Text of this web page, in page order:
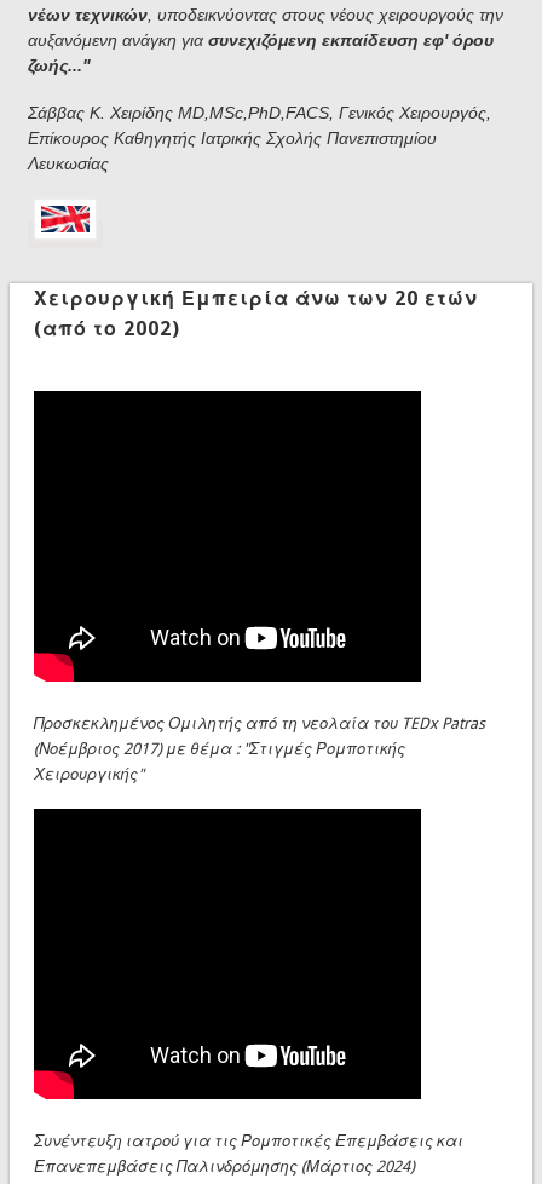
νέων τεχνικών , υποδεικνύοντας στους νέους χειρουργούς την
αυξανόμενη ανάγκη γιασυνεχιζόμενη εκπαίδευση εφ' όρου
ζωής..."
Σάββας Κ. Χειρίδης MD,MSc,PhD,FACS, Γενικός Χειρουργός,
Επίκουρος Καθηγητής Ιατρικής Σχολής Πανεπιστημίου
Λευκωσίας
Χειρουργική Εμπειρία άνω των 20 ετών
(από το 2002)
Προσκεκλημένος Ομιλητής από τη νεολαία του TEDx Patras
(Νοέμβριος 2017) με θέμα : "Στιγμές Ρομποτικής
Χειρουργικής"
Συνέντευξη ιατρού για τις Ρομποτικές Επεμβάσεις και
Επανεπεμβάσεις Παλινδρόμησης (Μάρτιος 2024)